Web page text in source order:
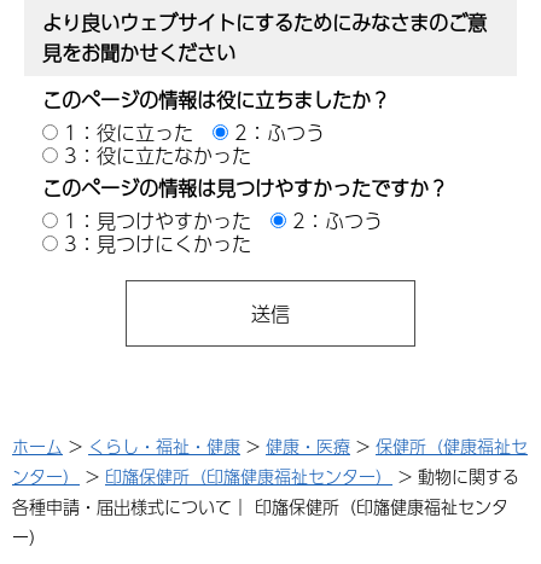
より良いウェブサイトにするためにみなさまのご意
見をお聞かせください
このページの情報は役に立ちましたか？
1：役に立った
2：ふつう
3：役に立たなかった
このページの情報は見つけやすかったですか？
1：見つけやすかった
2：ふつう
3：見つけにくかった
ホーム > くらし・福祉・健康 > 健康・医療 > 保健所（健康福祉セ
ンター）
> 印旛保健所（印旛健康福祉センター）
> 動物に関する
各種申請・届出様式について｜ 印旛保健所（印旛健康福祉センタ
ー）